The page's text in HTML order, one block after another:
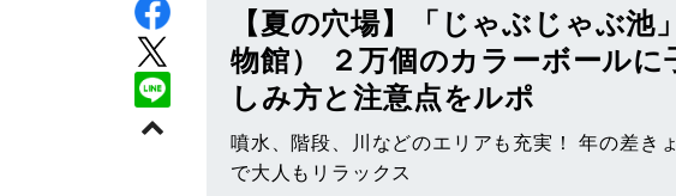
【夏の穴場】「じゃぶじゃぶ池
物館） ２万個のカラーボール
しみ方と注意点をルポ
噴水、階段、川などのエリアも充実！ 年の差き
で大人もリラックス